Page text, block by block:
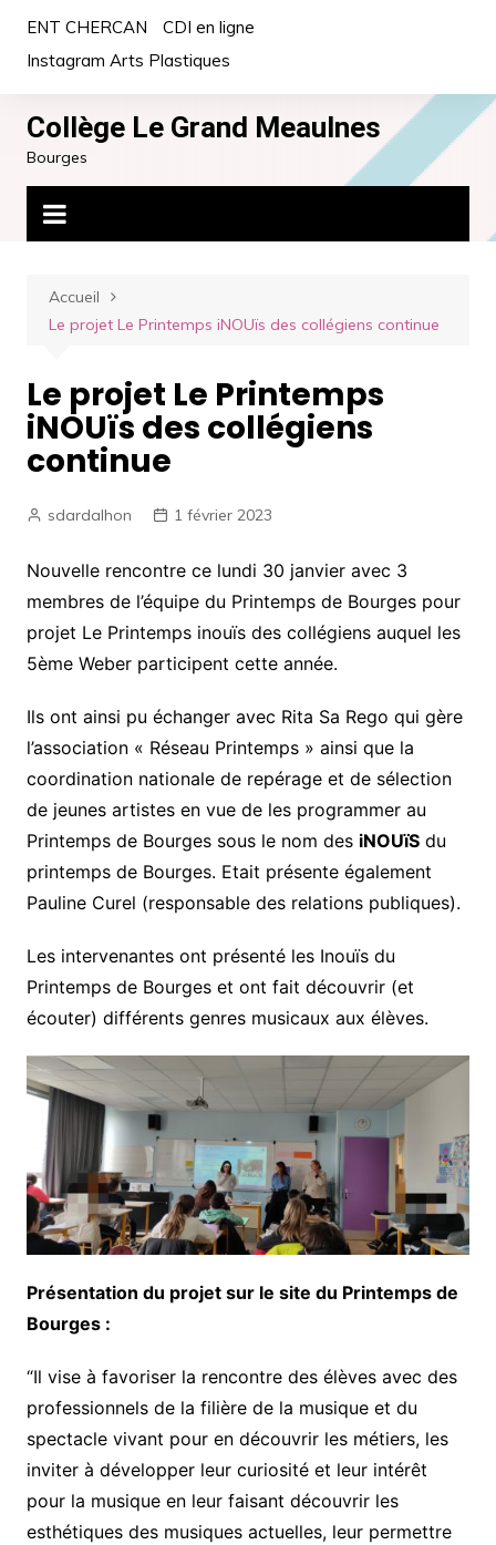
contenu
ENT CHERCAN
CDI en ligne
Instagram Arts Plastiques
Collège Le Grand Meaulnes
Bourges
Accueil
Le projet Le Printemps iNOUïs des collégiens continue
Le projet Le Printemps
iNOUïs des collégiens
continue
sdardalhon 1 février 2023
Nouvelle rencontre ce lundi 30 janvier avec 3
membres de l’équipe du Printemps de Bourges pour
projet Le Printemps inouïs des collégiens auquel les
5ème Weber participent cette année.
Ils ont ainsi pu échanger avec Rita Sa Rego qui gère
l’association « Réseau Printemps » ainsi que la
coordination nationale de repérage et de sélection
de jeunes artistes en vue de les programmer au
Printemps de Bourges sous le nom des iNOUïSdu
printemps de Bourges. Etait présente également
Pauline Curel (responsable des relations publiques).
Les intervenantes ont présenté les Inouïs du
Printemps de Bourges et ont fait découvrir (et
écouter) différents genres musicaux aux élèves.
Présentation du projet sur le site du Printemps de
Bourges :
“Il vise à favoriser la rencontre des élèves avec des
professionnels de la filière de la musique et du
spectacle vivant pour en découvrir les métiers, les
inviter à développer leur curiosité et leur intérêt
pour la musique en leur faisant découvrir les
esthétiques des musiques actuelles, leur permettre